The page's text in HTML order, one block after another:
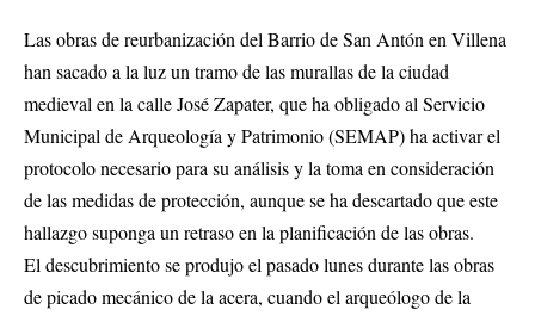
Las obras de reurbanización del Barrio de San Antón en Villena
han sacado a la luz un tramo de las murallas de la ciudad
medieval en la calle José Zapater, que ha obligado al Servicio
Municipal de Arqueología y Patrimonio (SEMAP) ha activar el
protocolo necesario para su análisis y la toma en consideración
de las medidas de protección, aunque se ha descartado que este
hallazgo suponga un retraso en la planificación de las obras.
El descubrimiento se produjo el pasado lunes durante las obras
de picado mecánico de la acera, cuando el arqueólogo de la